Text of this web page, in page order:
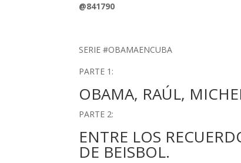
@841790
SERIE #OBAMAENCUBA
PARTE 1:
OBAMA, RAÚL,
PARTE 2:
ENTRE LOS
DE BEISBOL.